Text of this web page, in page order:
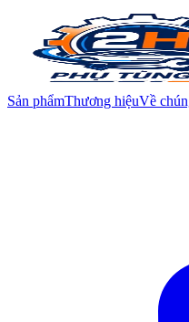
Sản phẩmThương hiệuVề